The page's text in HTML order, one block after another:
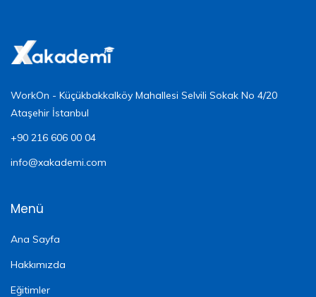
WorkOn - Küçükbakkalköy Mahallesi Selvili Sokak No 4/20
Ataşehir İstanbul
+90 216 606 00 04
info@xakademi.com
Menü
Ana Sayfa
Hakkımızda
Eğitimler